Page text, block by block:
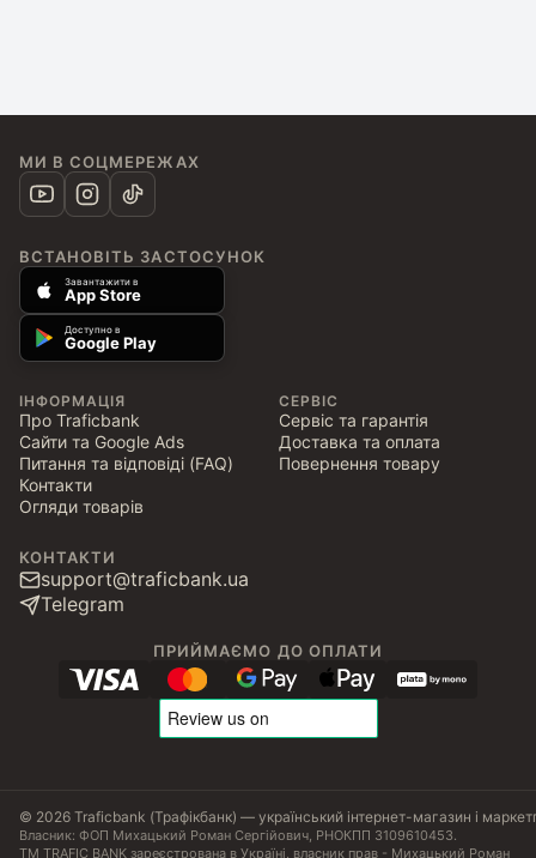
МИ В СОЦМЕРЕЖАХ
ВСТАНОВІТЬ ЗАСТОСУНОК
Завантажити в
App Store
Доступно в
Google Play
ІНФОРМАЦІЯ
Про Traficbank
Сайти та Google Ads
Питання та відповіді (FAQ)
Контакти
Огляди товарів
СЕРВІС
Сервіс та гарантія
Доставка та оплата
Повернення товару
КОНТАКТИ
support@traficbank.ua
Telegram
ПРИЙМАЄМО ДО ОПЛАТИ
© 2026 Traficbank (Трафікбанк) — український інтернет-магазин і
Власник: ФОП Михацький Роман Сергійович, РНОКПП 3109610453.
ТМ TRAFIC BANK зареєстрована в Україні, власник прав - Михацький Роман